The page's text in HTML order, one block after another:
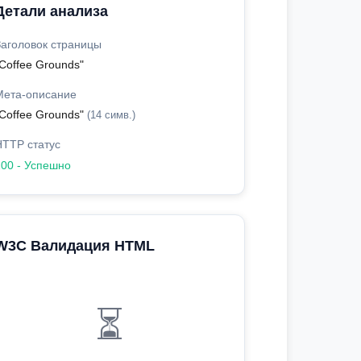
анализа
страницы
Grounds"
описание
Grounds" (14 симв.)
статус
- Успешно
Валидация HTML
⏳